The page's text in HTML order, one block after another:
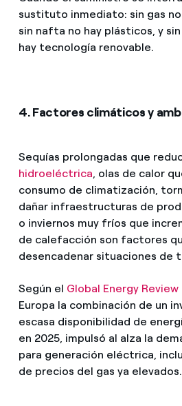
sustituto inmediato: sin gas
sin nafta no hay plásticos, y
hay tecnología renovable.
4. Factores climáticos y
Sequías prolongadas que
hidroeléctrica, olas de calor
consumo de climatización,
dañar infraestructuras de
o inviernos muy fríos que
de calefacción son factores
desencadenar situaciones de
Según el Global Energy Review
Europa la combinación de un
escasa disponibilidad de
en 2025, impulsó al alza la
para generación eléctrica,
de precios del gas ya elevados.